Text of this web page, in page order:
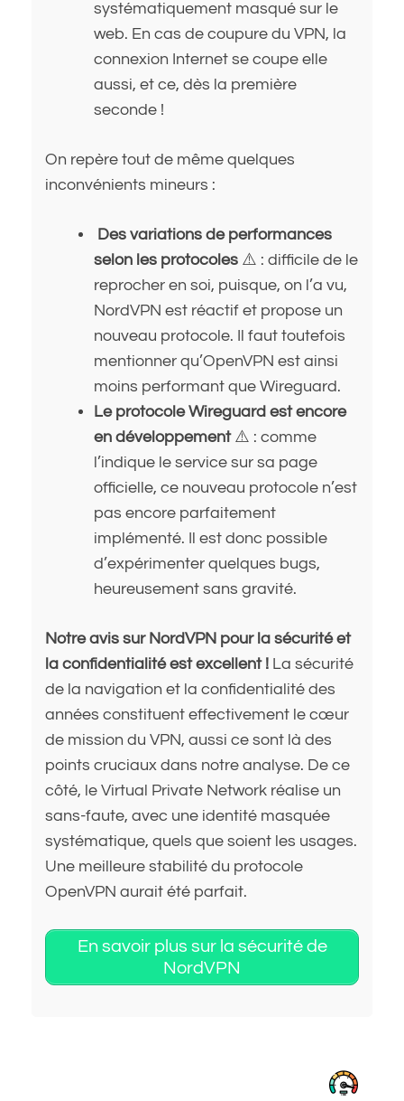
systématiquement masqué sur le
web. En cas de coupure du VPN, la
connexion Internet se coupe elle
aussi, et ce, dès la première
seconde !
On repère tout de même quelques
inconvénients mineurs :
Des variations de performances
selon les protocoles ⚠️ : difficile de le
reprocher en soi, puisque, on l’a vu,
NordVPN est réactif et propose un
nouveau protocole. Il faut toutefois
mentionner qu’OpenVPN est ainsi
moins performant que Wireguard.
Le protocole Wireguard est encore
en développement⚠️ : comme
l’indique le service sur sa page
officielle, ce nouveau protocole n’est
pas encore parfaitement
implémenté. Il est donc possible
d’expérimenter quelques bugs,
heureusement sans gravité.
Notre avis sur NordVPN pour la sécurité et
la confidentialité est excellent ! La sécurité
de la navigation et la confidentialité des
années constituent effectivement le cœur
de mission du VPN, aussi ce sont là des
points cruciaux dans notre analyse. De ce
côté, le Virtual Private Network réalise un
sans-faute, avec une identité masquée
systématique, quels que soient les usages.
Une meilleure stabilité du protocole
OpenVPN aurait été parfait.
En savoir plus sur la sécurité de
NordVPN